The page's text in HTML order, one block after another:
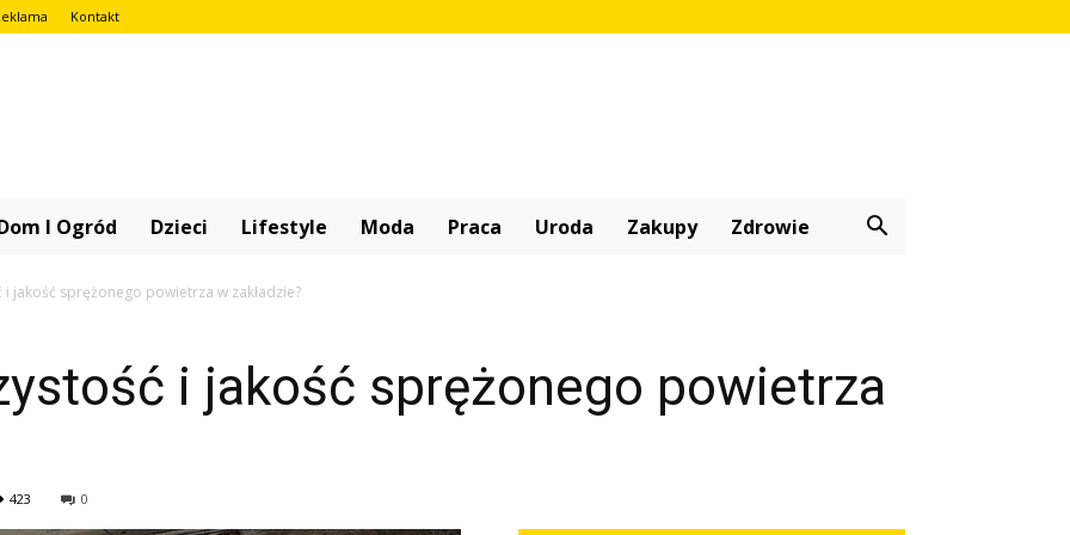
Kontakt
I Ogród Dzieci Lifestyle Moda Praca Uroda Zakupy Zdrowie
i jakość sprężonego powietrza w zakładzie?
i jakość sprężonego powietrza
423 0